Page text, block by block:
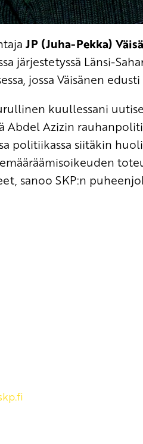
JP (Juha-Pekka)
järjestetyssä Länsi-
jossa Väisänen
kuullessani
Abdel Azizin
politiikassa siitäkin
sanoo SKP:n